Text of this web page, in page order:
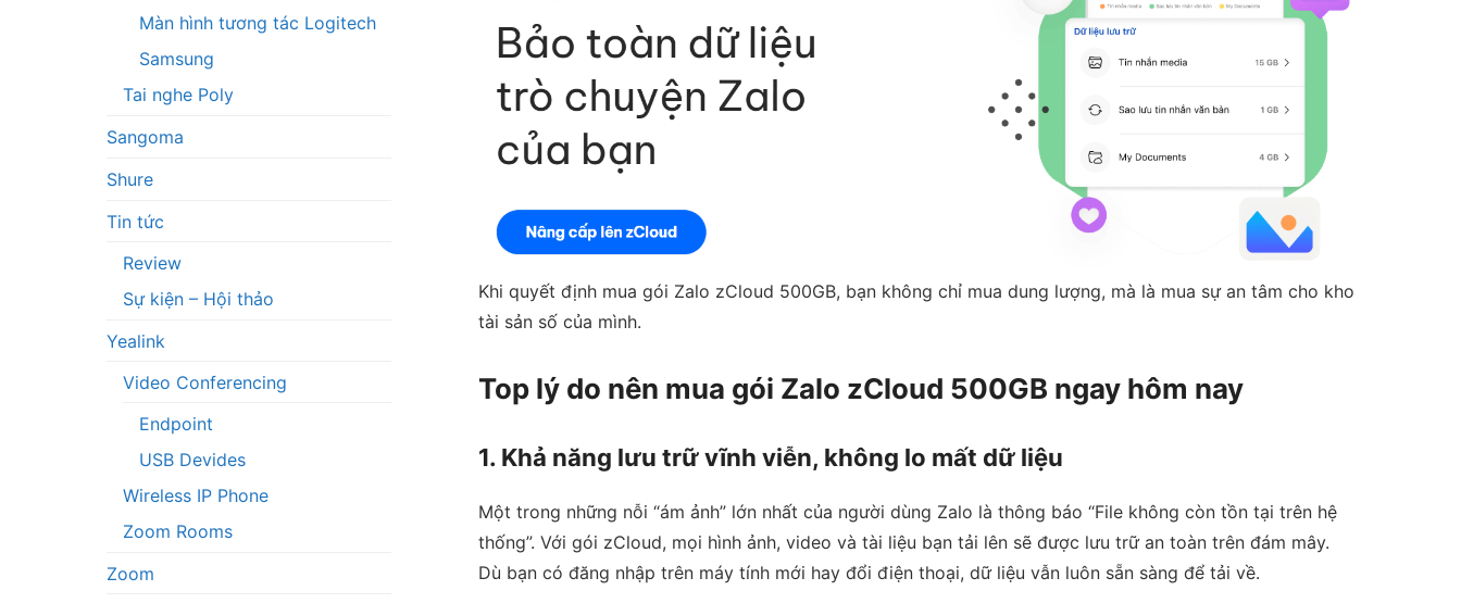
Khi quyết định mua gói Zalo zCloud 500GB, bạn không chỉ mua dung lượng, mà là mua sự an tâm cho kho
tài sản số của mình.
Top lý do nên mua gói Zalo zCloud 500GB ngay hôm nay
1. Khả năng lưu trữ vĩnh viễn, không lo mất dữ liệu
Một trong những nỗi “ám ảnh” lớn nhất của người dùng Zalo là thông báo “File không còn tồn tại trên hệ
thống”. Với gói zCloud, mọi hình ảnh, video và tài liệu bạn tải lên sẽ được lưu trữ an toàn trên đám mây.
Dù bạn có đăng nhập trên máy tính mới hay đổi điện thoại, dữ liệu vẫn luôn sẵn sàng để tải về.
Màn hình tương tác Logitech
Samsung
Tai nghe Poly
Sangoma
Shure
Tin tức
Review
Sự kiện – Hội thảo
Yealink
Video Conferencing
Endpoint
USB Devides
Wireless IP Phone
Zoom Rooms
Zoom